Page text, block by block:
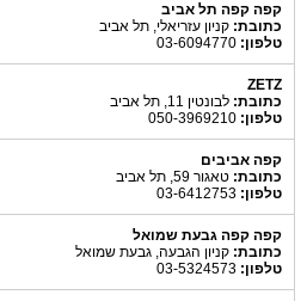
קפה קפה תל אביב
כתובת: קניון עזריאלי, תל אביב
טלפון:
ZETZ
כתובת: לבונטין 11, תל אביב
טלפון:
קפה אביבים
כתובת: טאגור 59, תל אביב
טלפון:
קפה קפה גבעת שמואל
כתובת: קניון הגבעה, גבעת שמואל
טלפון: